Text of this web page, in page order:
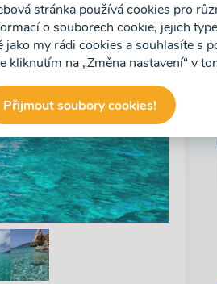
❯
stránka používá cookies pro
o souborech cookie, jejich
my rádi cookies a souhlasíte s
kliknutím na „Změna nastavení“ v
Přijmout soubory cookies!